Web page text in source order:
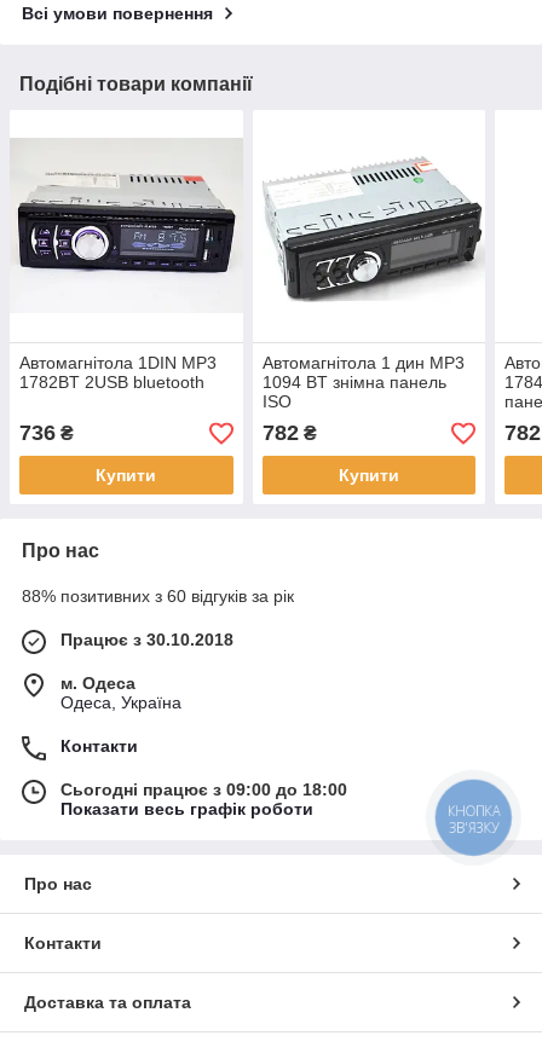
Всі умови повернення
Подібні товари компанії
Автомагнітола 1DIN MP3
1782BT 2USB bluetooth
736 ₴
Купити
Автомагнітола 1 дин MP3
1094 BT знімна панель
ISO
782₴
Купити
782
Про нас
88% позитивних з 60 відгуків за рік
Працює з 30.10.2018
м. Одеса
Одеса, Україна
Контакти
Сьогодні працює з 09:00 до 18:00
Показати весь графік роботи
Про нас
Контакти
Доставка та оплата
КНОПКА
ЗВ'ЯЗКУ